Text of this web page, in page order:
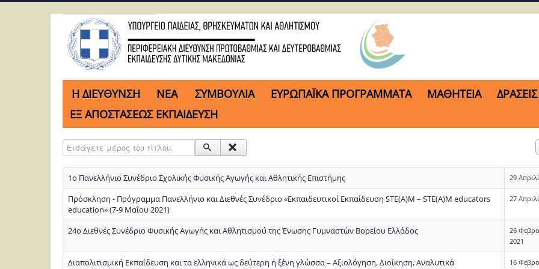
H ΔΙΕΥΘΥΝΣΗ ΝΕΑ ΣΥΜΒΟΥΛΙΑ ΕΥΡΩΠΑΪΚΑ ΠΡΟΓΡΑΜΜΑΤΑ ΜΑΘΗΤΕΙΑ ΔΡΑΣΕΙΣ
ΕΞ ΑΠΟΣΤΑΣΕΩΣ ΕΚΠΑΙΔΕΥΣΗ
Εισάγετε μέρος του τίτλου.
1ο Πανελλήνιο Συνέδριο Σχολικής Φυσικής Αγωγής και Αθλητικής Επιστήμης 29
Πρόσκληση - Πρόγραμμα Πανελλήνιο και Διεθνές Συνέδριο «Εκπαιδευτικοί Εκπαίδευση STE(A)M – STE(A)M educators
education» (7-9 Μαΐου 2021)
27
24ο Διεθνές Συνέδριο Φυσικής Αγωγής και Αθλητισμού της Ένωσης Γυμναστών Βορείου Ελλάδος
26
2021
Διαπολιτισμική Εκπαίδευση και τα ελληνικά ως δεύτερη ή ξένη γλώσσα – Αξιολόγηση, Διοίκηση, Αναλυτικά
16